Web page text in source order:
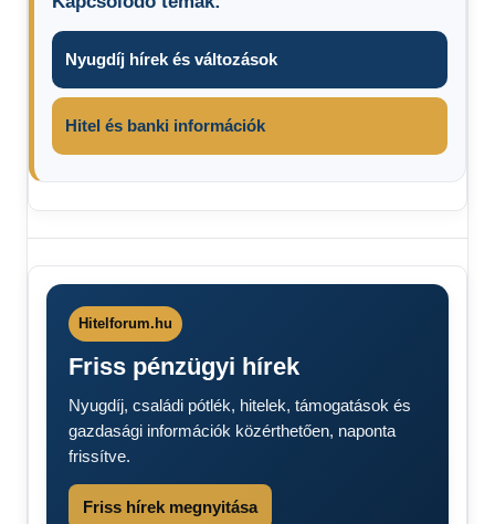
Nyugdíj hírek és változások
Hitel és banki információk
ház
energetikai
felújítás
pályázat
Családi
felújítás
Hitelforum.hu
Friss pénzügyi hírek
Nyugdíj, családi pótlék, hitelek, támogatások és
gazdasági információk közérthetően, naponta
frissítve.
Friss hírek megnyitása